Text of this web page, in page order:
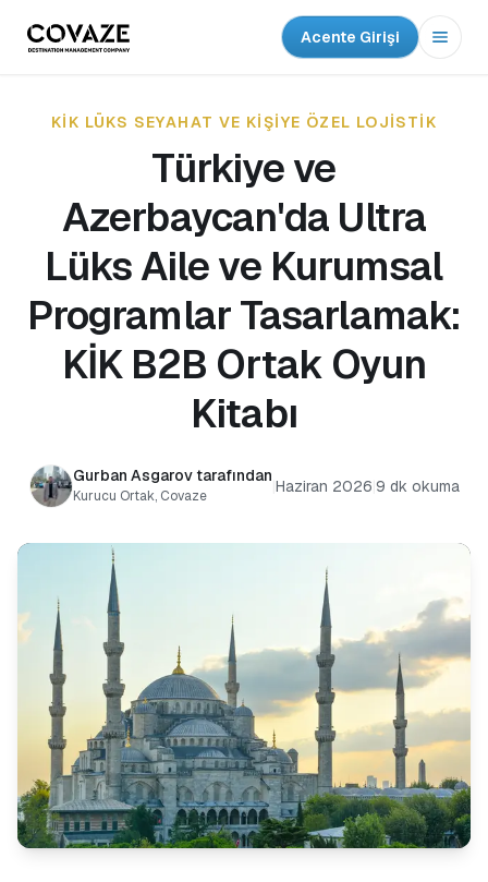
Acente Girişi
KİK LÜKS SEYAHAT VE KIŞIYE ÖZEL LOJISTIK
Türkiye ve
Azerbaycan'da Ultra
Lüks Aile ve Kurumsal
Programlar Tasarlamak:
KİK B2B Ortak Oyun
Kitabı
Gurban Asgarov tarafından
Kurucu Ortak, Covaze Haziran 2026 9 dk okuma